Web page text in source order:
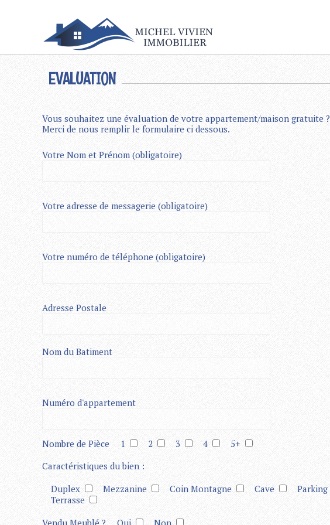
EVALUATION
Vous souhaitez une évaluation de votre appartement/maison gratuite ?
Merci de nous remplir le formulaire ci dessous.
Votre Nom et Prénom (obligatoire)
Votre adresse de messagerie (obligatoire)
Votre numéro de téléphone (obligatoire)
Adresse Postale
Nom du Batiment
Numéro d'appartement
Nombre de Pièce 1 2 3 4
5+
Caractéristiques du bien :
Duplex
Mezzanine Coin Montagne Cave Parking
Terrasse
Vendu Meublé ?
Oui Non